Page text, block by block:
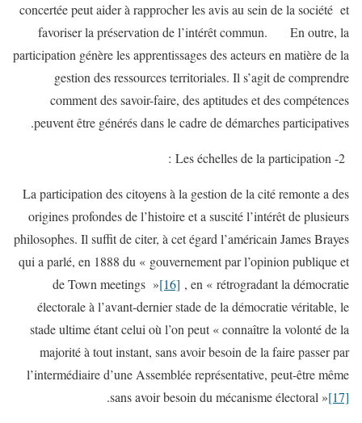
concertée peut aider à rapprocher les avis au sein de la société et
favoriser la préservation de l’intérêt commun. En outre, la
participation génère les apprentissages des acteurs en matière de la
gestion des ressources territoriales. Il s’agit de comprendre
comment des savoir-faire, des aptitudes et des compétences
peuvent être générés dans le cadre de démarches participatives.
La participation des citoyens à la gestion de la cité remonte a des
origines profondes de l’histoire et a suscité l’intérêt de plusieurs
philosophes. Il suffit de citer, à cet égard l’américain James Brayes
qui a parlé, en 1888 du « gouvernement par l’opinion publique et
de Town meetings »[16] , en « rétrogradant la démocratie
électorale à l’avant-dernier stade de la démocratie véritable, le
stade ultime étant celui où l’on peut « connaître la volonté de la
majorité à tout instant, sans avoir besoin de la faire passer par
l’intermédiaire d’une Assemblée représentative, peut-être même
sans avoir besoin du mécanisme électoral »[17]
.